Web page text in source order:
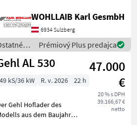
Geräteverriegelung - Gehl
- Palettengabel -
WOHLLAIB Karl GesmbH
6934 Sulzberg
Gehl
Prémiový Plus predajca
AL 530
47.000
€
20 % s DPH
39.166,67 €
netto
49 kS/36 kW R. v. 2026 22 h
Gehl Hoflader des
aus dem Baujahr